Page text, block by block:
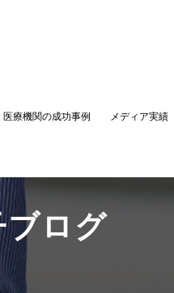
医療機関の成功事例 メディア実績
ログ